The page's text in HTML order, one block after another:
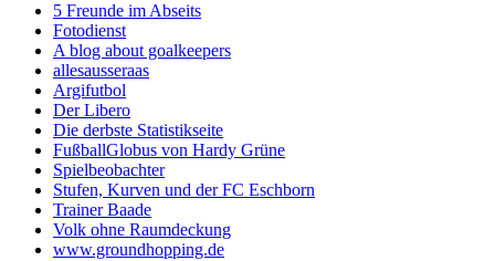
5 Freunde im Abseits
Fotodienst
A blog about goalkeepers
allesausseraas
Argifutbol
Der Libero
Die derbste Statistikseite
FußballGlobus von Hardy Grüne
Spielbeobachter
Stufen, Kurven und der FC Eschborn
Trainer Baade
Volk ohne Raumdeckung
www.groundhopping.de